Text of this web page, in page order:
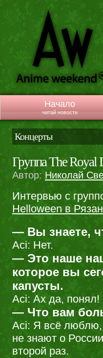
Начало
читай новости
Концерты
Группа The Royal
Автор:Николай
Интервью с
Helloween в
— Вы знаете,
Aci: Нет.
— Это наше
которое вы
капусты.
Aci: Ах да, понял!
— Что вам
Aci: Я всё люблю,
не знают о
второй раз.